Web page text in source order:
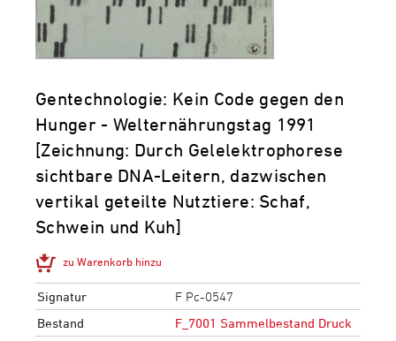
Gentechnologie: Kein Code gegen den
Hunger - Welternährungstag 1991
[Zeichnung: Durch Gelelektrophorese
sichtbare DNA-Leitern, dazwischen
vertikal geteilte Nutztiere: Schaf,
Schwein und Kuh]
zu Warenkorb hinzu
Signatur
F Pc-0547
Bestand
F_7001 Sammelbestand Druck